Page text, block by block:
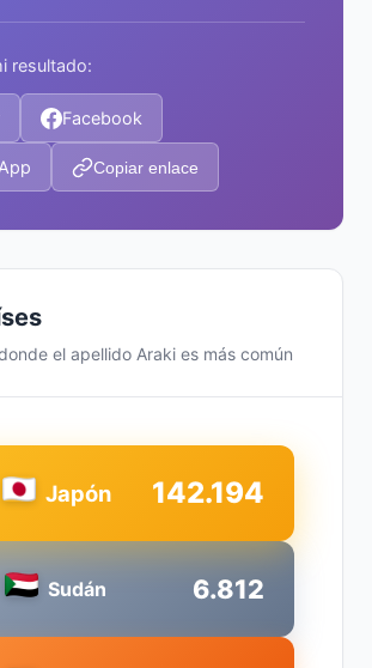
resultado:
Facebook
Copiar enlace
el apellido Araki es más común
Sudán 6.812
Japón 142.194